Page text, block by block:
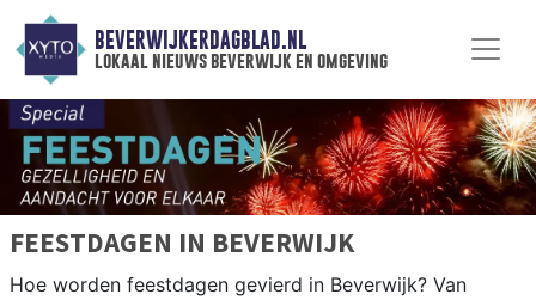
BEVERWIJKERDAGBLAD.NL
lokaal nieuws beverwijk en omgeving
FEESTDAGEN IN BEVERWIJK
Hoe worden feestdagen gevierd in Beverwijk? Van